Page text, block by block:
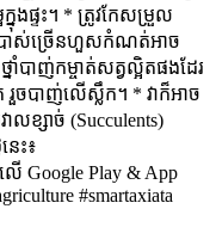
ងផ្ទះ។ * ត្រូវកែសម្រួល
ប្រាស់ច្រើនហួសកំណត់អាច
នាំបាញ់កម្ចាត់សត្វល្អិតផងដែរ
រួចបាញ់លើស្លឹក។ * វាក៏អាច
លខ្សាច់ (Succulents)
េះ៖
ើ Google Play & App
#smartaxiata